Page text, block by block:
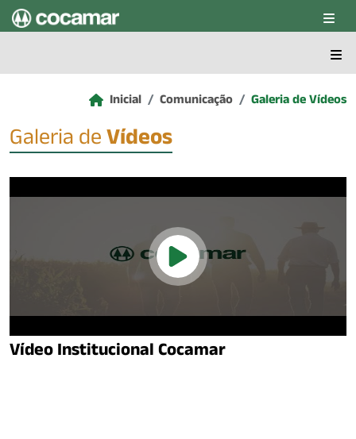
Inicial Comunicação Galeria de Vídeos
Galeria deVídeos
Vídeo Institucional Cocamar